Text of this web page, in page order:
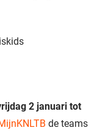
2 januari tot
de teams